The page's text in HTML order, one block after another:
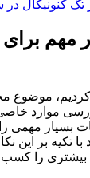
مهم
موضوع
موارد
بسیار مهمی
با تکیه بر این